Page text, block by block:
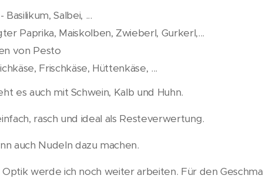
Basilikum, Salbei, ...
Paprika, Maiskolben, Zwieberl, Gurkerl,...
von Pesto
Frischkäse, Hüttenkäse, ...
es auch mit Schwein, Kalb und Huhn.
rasch und ideal als Resteverwertung.
auch Nudeln dazu machen.
werde ich noch weiter arbeiten. Für den